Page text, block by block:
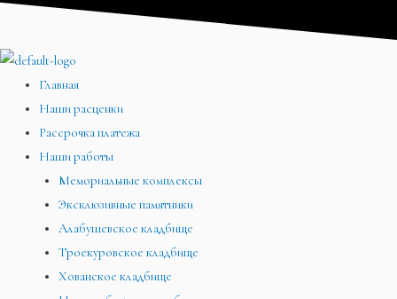
Перейти
содержимому
Главная
Наши расценки
Рассрочка платежа
Наши работы
Мемориальные комплексы
Эксклюзивные памятники
Алабушевское кладбище
Троекуровское кладбище
Хованское кладбище